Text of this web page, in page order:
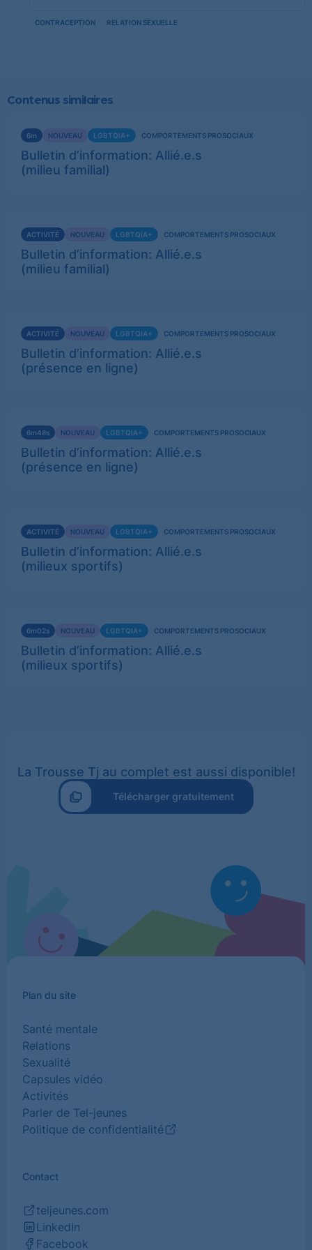
CONTRACEPTION RELATION SEXUELLE
Contenus similaires
6m NOUVEAU LGBTQIA+ COMPORTEMENTS PROSOCIAUX
Bulletin d’information: Allié.e.s
(milieu familial)
plus
ACTIVITÉ NOUVEAU LGBTQIA+ COMPORTEMENTS PROSOCIAUX
Bulletin d’information: Allié.e.s
(milieu familial)
plus
ACTIVITÉ NOUVEAU LGBTQIA+ COMPORTEMENTS PROSOCIAUX
Bulletin d’information: Allié.e.s
(présence en ligne)
plus
6m48s NOUVEAU LGBTQIA+ COMPORTEMENTS PROSOCIAUX
Bulletin d’information: Allié.e.s
(présence en ligne)
plus
ACTIVITÉ NOUVEAU LGBTQIA+ COMPORTEMENTS PROSOCIAUX
Bulletin d’information: Allié.e.s
(milieux sportifs)
plus
6m02s NOUVEAU LGBTQIA+ COMPORTEMENTS PROSOCIAUX
Bulletin d’information: Allié.e.s
(milieux sportifs)
plus
La Trousse Tj au complet est aussi disponible!
Télécharger gratuitement
Plan du site
Santé mentale
Relations
Sexualité
Capsules vidéo
Activités
Parler de Tel-jeunes
Politique de confidentialité
(Ouvrir
un
onglet)
Contact
teljeunes.com
(Ouvrir
dans
LinkedIn
(Ouvrir
Facebook